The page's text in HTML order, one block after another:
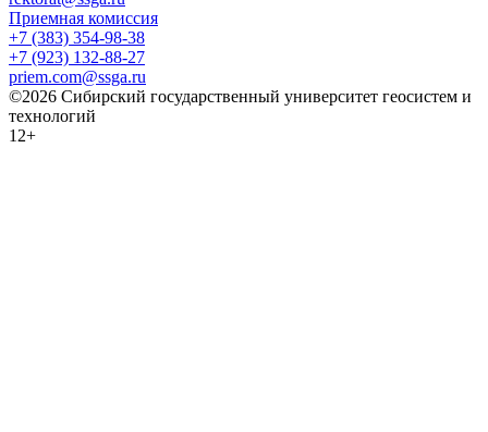
Приемная комиссия
+7 (383) 354-98-38
+7 (923) 132-88-27
priem.com@ssga.ru
©2026 Сибирский государственный университет геосистем и
технологий
12+